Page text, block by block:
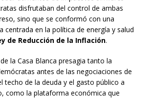
disfrutaban del control de ambas
sino que se conformó con una
centrada en la política de energía y salud
de Reducción de la Inflación.
la Casa Blanca presagia tanto la
antes de las negociaciones de
techo de la deuda y el gasto público a
como la plataforma económica que